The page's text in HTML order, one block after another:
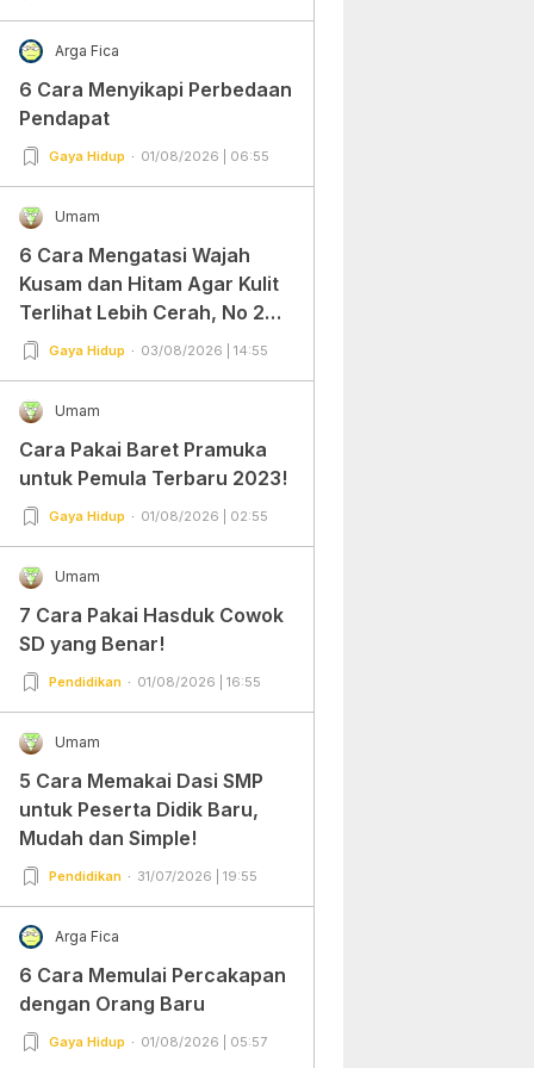
Arga Fica
6 Cara Menyikapi Perbedaan
Pendapat
Gaya Hidup 01/08/2026 | 06:55
Umam
6 Cara Mengatasi Wajah
Kusam dan Hitam Agar Kulit
Terlihat Lebih Cerah, No 2
Gampang Banget dan Mudah
Gaya Hidup 03/08/2026 | 14:55
Umam
Cara Pakai Baret Pramuka
untuk Pemula Terbaru 2023!
Gaya Hidup 01/08/2026 | 02:55
Umam
7 Cara Pakai Hasduk Cowok
SD yang Benar!
Pendidikan 01/08/2026 | 16:55
Umam
5 Cara Memakai Dasi SMP
untuk Peserta Didik Baru,
Mudah dan Simple!
Pendidikan 31/07/2026 | 19:55
Arga Fica
6 Cara Memulai Percakapan
dengan Orang Baru
Gaya Hidup 01/08/2026 | 05:57